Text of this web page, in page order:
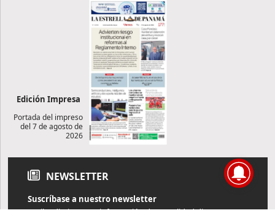
Edición Impresa
Portada del impreso
del 7 de agosto de
2026
NEWSLETTER
Suscríbase a nuestro newsletter
Reciba diariamente información de actualidad directamente en